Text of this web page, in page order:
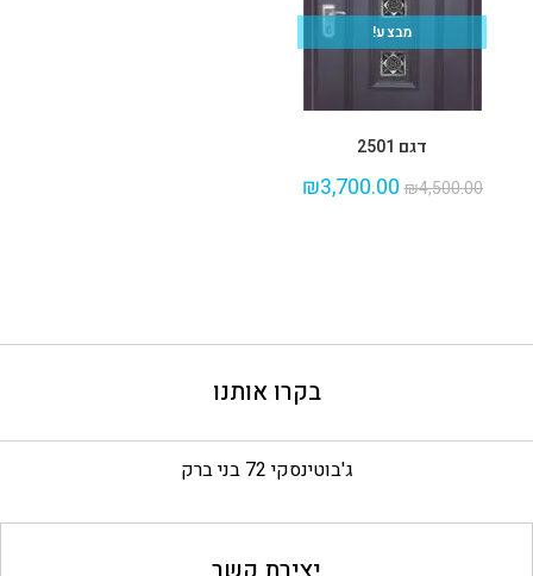
מבצע!
דגם 2501
₪4,500.00
₪3,700.00
בקרו אותנו
ג'בוטינסקי 72 בני ברק